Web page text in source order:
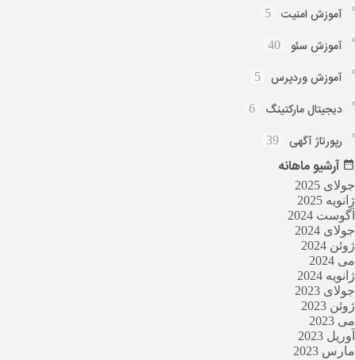
آموزش امنیت 5
آموزش سئو 40
آموزش وردپرس 5
دیجیتال مارکتینگ 6
رپورتاژ آگهی 39
آرشیوماهانه
جولای 2025
ژانویه 2025
آگوست 2024
جولای 2024
ژوئن 2024
می 2024
ژانویه 2024
جولای 2023
ژوئن 2023
می 2023
آوریل 2023
مارس 2023